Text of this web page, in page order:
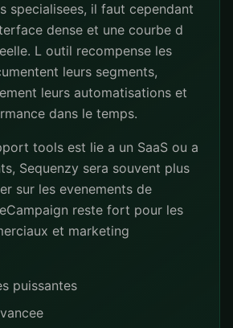
specialisees, il faut cependant
dense et une courbe d
L outil recompense les
leurs segments,
leurs automatisations et
dans le temps.
tools est lie a un SaaS ou a
Sequenzy sera souvent plus
sur les evenements de
reste fort pour les
et marketing
puissantes